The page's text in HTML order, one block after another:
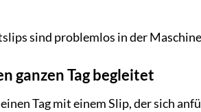
sind problemlos in der
ganzen Tag begleitet
Tag mit einem Slip, der sich